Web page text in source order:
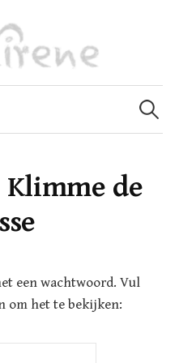
Zoeken
naar:
Klimme de
een wachtwoord. Vul
om het te bekijken: